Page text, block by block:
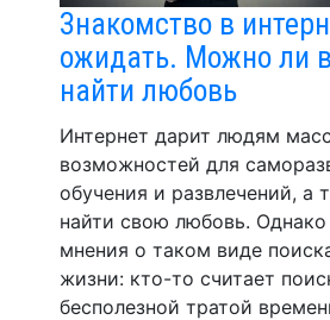
Знакомство в
ожидать. Можно ли
найти любовь
Интернет дарит людям
возможностей для
обучения и развлечений, а
найти свою любовь. Однако
мнения о таком виде
жизни: кто-то считает
бесполезной тратой